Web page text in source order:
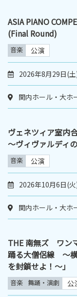
ASIA PIANO
(Final Round)
音楽 公演
2026年8月29日(
関内ホール・大ホ
ヴェネツィア室内
～ヴィヴァルディ
音楽 公演
2026年10月6日(
関内ホール・大ホ
THE 南無ズ ワン
踊る大僧侶線 ～
を封鎖せよ！～｣
音楽 舞踊・演劇 公